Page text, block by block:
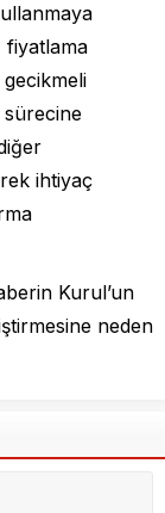
fiyatlama
gecikmeli
sürecine
ihtiyaç
Kurul’un
neden